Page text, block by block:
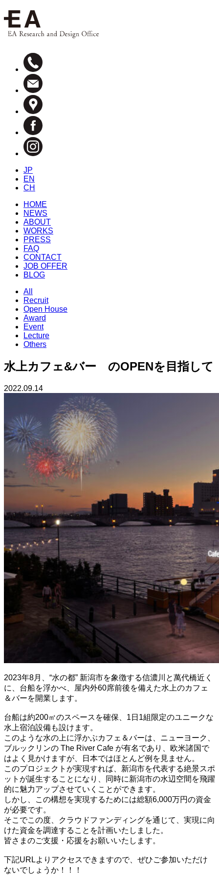
JP
EN
CH
HOME
NEWS
ABOUT
WORKS
PRESS
FAQ
CONTACT
JOB OFFER
BLOG
All
Recruit
Open House
Award
Event
Lecture
Others
水上カフェ&バー のOPENを目指して
2022.09.14
2023年8月、“水の都” 新潟市を象徴する信濃川と萬代橋近く
に、台船を浮かべ、屋内外60席前後を備えた水上のカフェ
＆バーを開業します。
台船は約200㎡のスペースを確保、1日1組限定のユニークな
水上宿泊設備も設けます。
このような水の上に浮かぶカフェ＆バーは、ニューヨーク、
ブルックリンの The River Cafe が有名であり、欧米諸国で
はよく見かけますが、日本ではほとんど例を見ません。
このプロジェクトが実現すれば、新潟市を代表する絶景スポ
ットが誕生することになり、同時に新潟市の水辺空間を飛躍
的に魅力アップさせていくことができます。
しかし、この構想を実現するためには総額6,000万円の資金
が必要です。
そこでこの度、クラウドファンディングを通じて、実現に向
けた資金を調達することを計画いたしました。
皆さまのご支援・応援をお願いいたします。
下記URLよりアクセスできますので、ぜひご参加いただけ
ないでしょうか！！！